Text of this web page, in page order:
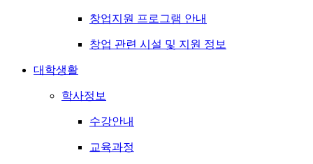
창업지원 프로그램 안내
창업 관련 시설 및 지원 정보
대학생활
학사정보
수강안내
교육과정